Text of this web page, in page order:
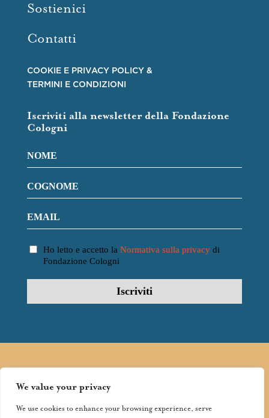
We value your privacy
We use cookies to enhance your browsing experience, serve
Sostienici
Contatti
COOKIE E PRIVACY POLICY &
TERMINI E CONDIZIONI
Iscriviti alla newsletter della Fondazione
Cologni
Ho letto e accetto la Normativa sulla privacydi
Fondazione Cologni
FONDAZIONE
COLOGNI: